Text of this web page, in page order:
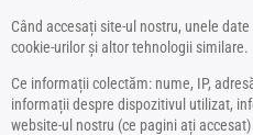
Când accesați site-ul nostru, unele
cookie-urilor și altor tehnologii similare.
Ce informații colectăm: nume, IP,
informații despre dispozitivul utilizat,
website-ul nostru (ce pagini ați